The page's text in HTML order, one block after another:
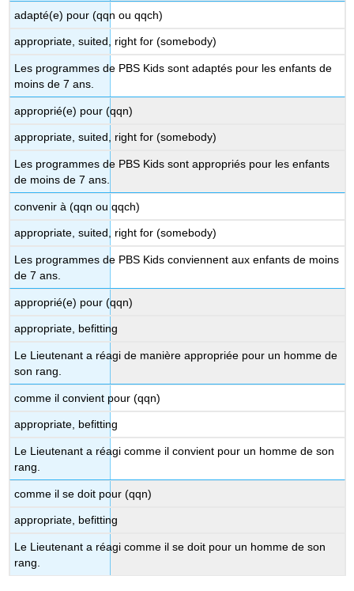
adapté(e) pour (qqn ou qqch)
appropriate, suited, right for (somebody)
Les programmes de PBS Kids sont adaptés pour les enfants de
moins de 7 ans.
approprié(e) pour (qqn)
appropriate, suited, right for (somebody)
Les programmes de PBS Kids sont appropriés pour les enfants
de moins de 7 ans.
convenir à (qqn ou qqch)
appropriate, suited, right for (somebody)
Les programmes de PBS Kids conviennent aux enfants de moins
de 7 ans.
approprié(e) pour (qqn)
appropriate, befitting
Le Lieutenant a réagi de manière appropriée pour un homme de
son rang.
comme il convient pour (qqn)
appropriate, befitting
Le Lieutenant a réagi comme il convient pour un homme de son
rang.
comme il se doit pour (qqn)
appropriate, befitting
Le Lieutenant a réagi comme il se doit pour un homme de son
rang.